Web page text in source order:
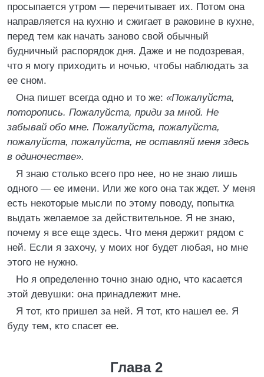
просыпается утром — перечитывает их. Потом она
направляется на кухню и сжигает в раковине в кухне,
перед тем как начать заново свой обычный
будничный распорядок дня. Даже и не подозревая,
что я могу приходить и ночью, чтобы наблюдать за
ее сном.
Она пишет всегда одно и то же: «Пожалуйста,
поторопись. Пожалуйста, приди за мной. Не
забывай обо мне. Пожалуйста, пожалуйста,
пожалуйста, пожалуйста, не оставляй меня здесь
в одиночестве».
Я знаю столько всего про нее, но не знаю лишь
одного — ее имени. Или же кого она так ждет. У меня
есть некоторые мысли по этому поводу, попытка
выдать желаемое за действительное. Я не знаю,
почему я все еще здесь. Что меня держит рядом с
ней. Если я захочу, у моих ног будет любая, но мне
этого не нужно.
Но я определенно точно знаю одно, что касается
этой девушки: она принадлежит мне.
Я тот, кто пришел за ней. Я тот, кто нашел ее. Я
буду тем, кто спасет ее.
Глава 2